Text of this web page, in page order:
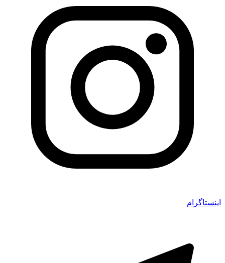
اینستاگرام